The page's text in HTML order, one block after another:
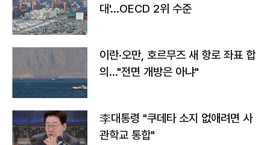
대'…OECD 2위 수준
이란·오만, 호르무즈 새 항로 좌표 합
의…"전면 개방은 아냐"
李대통령 "쿠데타 소지 없애려면 사
관학교 통합"